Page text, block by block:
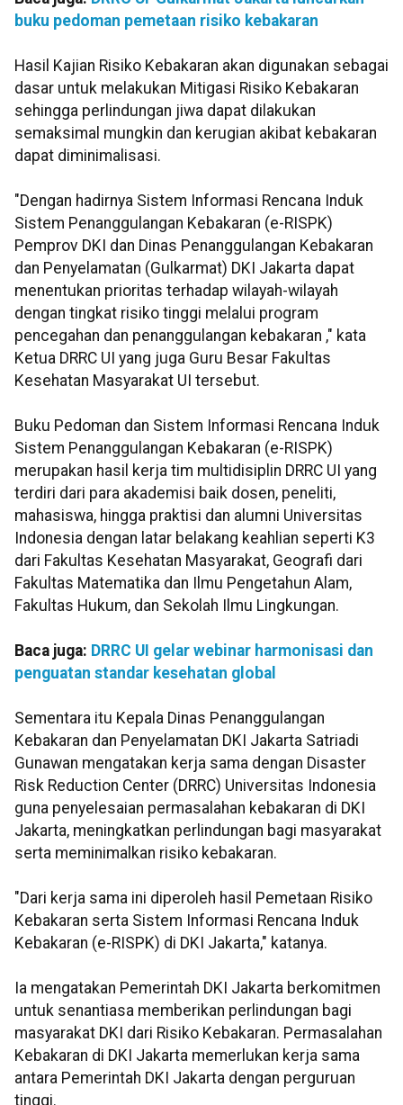
buku pedoman pemetaan risiko kebakaran
Hasil Kajian Risiko Kebakaran akan digunakan sebagai
dasar untuk melakukan Mitigasi Risiko Kebakaran
sehingga perlindungan jiwa dapat dilakukan
semaksimal mungkin dan kerugian akibat kebakaran
dapat diminimalisasi.
"Dengan hadirnya Sistem Informasi Rencana Induk
Sistem Penanggulangan Kebakaran (e-RISPK)
Pemprov DKI dan Dinas Penanggulangan Kebakaran
dan Penyelamatan (Gulkarmat) DKI Jakarta dapat
menentukan prioritas terhadap wilayah-wilayah
dengan tingkat risiko tinggi melalui program
pencegahan dan penanggulangan kebakaran ," kata
Ketua DRRC UI yang juga Guru Besar Fakultas
Kesehatan Masyarakat UI tersebut.
Buku Pedoman dan Sistem Informasi Rencana Induk
Sistem Penanggulangan Kebakaran (e-RISPK)
merupakan hasil kerja tim multidisiplin DRRC UI yang
terdiri dari para akademisi baik dosen, peneliti,
mahasiswa, hingga praktisi dan alumni Universitas
Indonesia dengan latar belakang keahlian seperti K3
dari Fakultas Kesehatan Masyarakat, Geografi dari
Fakultas Matematika dan Ilmu Pengetahun Alam,
Fakultas Hukum, dan Sekolah Ilmu Lingkungan.
Baca juga: DRRC UI gelar webinar harmonisasi dan
penguatan standar kesehatan global
Sementara itu Kepala Dinas Penanggulangan
Kebakaran dan Penyelamatan DKI Jakarta Satriadi
Gunawan mengatakan kerja sama dengan Disaster
Risk Reduction Center (DRRC) Universitas Indonesia
guna penyelesaian permasalahan kebakaran di DKI
Jakarta, meningkatkan perlindungan bagi masyarakat
serta meminimalkan risiko kebakaran.
"Dari kerja sama ini diperoleh hasil Pemetaan Risiko
Kebakaran serta Sistem Informasi Rencana Induk
Kebakaran (e-RISPK) di DKI Jakarta," katanya.
Ia mengatakan Pemerintah DKI Jakarta berkomitmen
untuk senantiasa memberikan perlindungan bagi
masyarakat DKI dari Risiko Kebakaran. Permasalahan
Kebakaran di DKI Jakarta memerlukan kerja sama
antara Pemerintah DKI Jakarta dengan perguruan
tinggi.